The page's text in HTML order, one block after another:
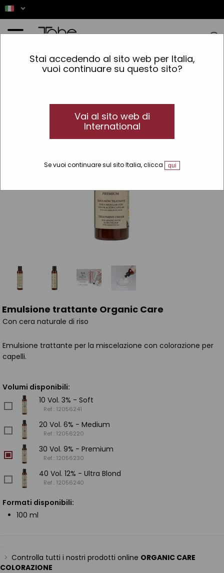
Stai accedendo al sito web per Italia,
vuoi continuare su questo sito?
Vai al sito web di
International
Se vuoi continuare sul sito Italia, clicca qui
Colorazione » Tipo di coloranti » Senza ammoniaca »Emulsione trattante
Emulsione trattante Organic Care
Con cera naturale di riso
Emulsione trattante per la miscelazione con colorazione per
capelli.
Volumi disponibili:
10 Vol. 3% - Soft
Ref.: 12056241
20 Vol. 6% - Medium
Ref.: 12056220
30 Vol. 9% - Premium
Ref.: 12056230
40 Vol. 12% - Ultra Blond
Ref.: 12056240
Formati disponibili:
100 ml
Controlla tutti i nostri prodotti online ORGANIC CARE
COLORAZIONE